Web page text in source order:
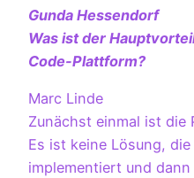
Gunda Hessendorf
Was ist der
Code-Plattform?
Marc Linde
Zunächst einmal ist die
Es ist keine Lösung, die
implementiert und